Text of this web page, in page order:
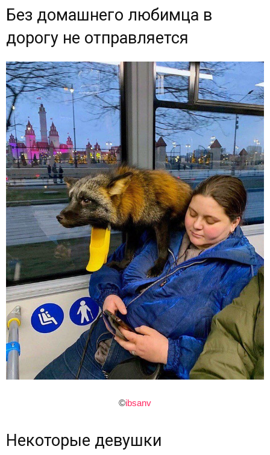
Без домашнего любимца в
дорогу не отправляется
©ibsanv
Некоторые девушки